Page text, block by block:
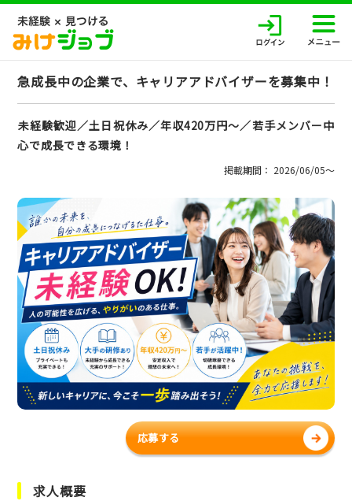
急成長中の企業で、キャリアアドバイザーを募集中！
未経験歓迎／土日祝休み／年収420万円～／若手メンバー中
心で成長できる環境！
掲載期間： 2026/06/05〜
応募する
求人概要